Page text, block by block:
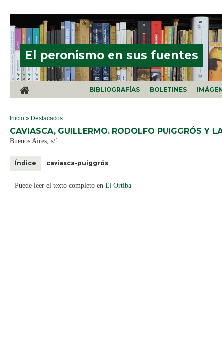
El peronismo en sus fuentes
BIBLIOGRAFÍAS BOLETINES
SE ENCUENTRA USTED AQUÍ
Inicio » Destacados
CAVIASCA, GUILLERMO. RODOLFO PUIGGRÓS Y
Buenos Aires, s/f.
Índice caviasca-puiggrós
Puede leer el texto completo en El Ortiba